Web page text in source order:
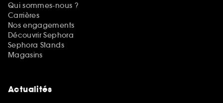
Qui sommes-nous ?
Carrières
Nos engagements
Découvrir Sephora
Sephora Stands
Magasins
Actualités